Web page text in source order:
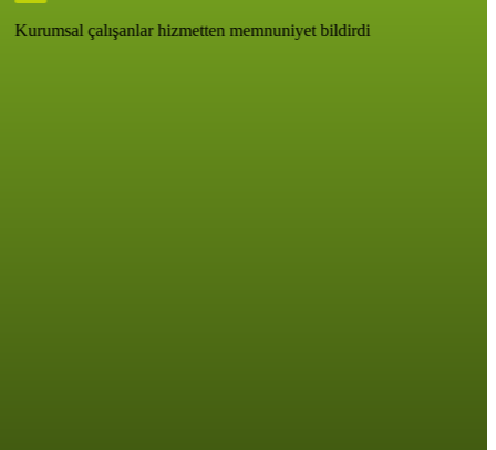
Kurumsal çalışanlar hizmetten memnuniyet bildirdi